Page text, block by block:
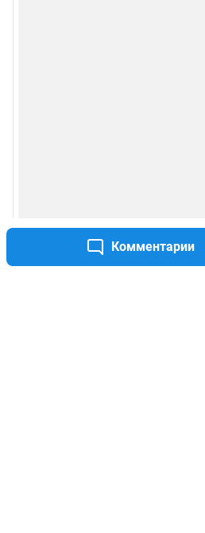
Комментарии